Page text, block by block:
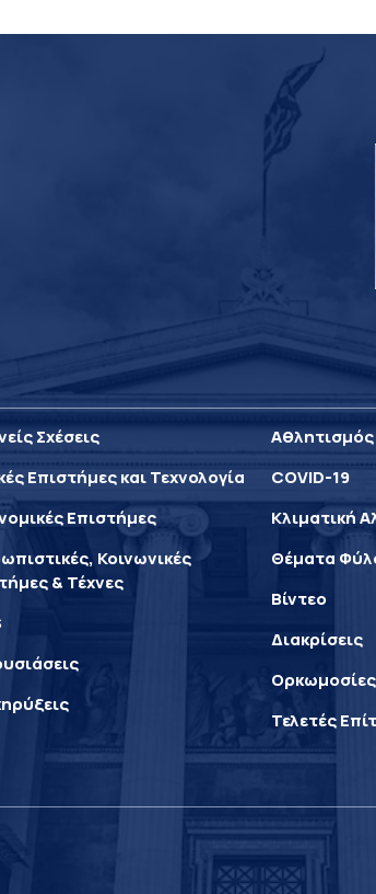
Σχέσεις
Επιστήμες και Τεχνολογία
Επιστήμες
Κοινωνικές
& Τέχνες
Αθλητισμός
COVID-19
Κλιματική
Θέματα
Βίντεο
Διακρίσεις
Τελετές